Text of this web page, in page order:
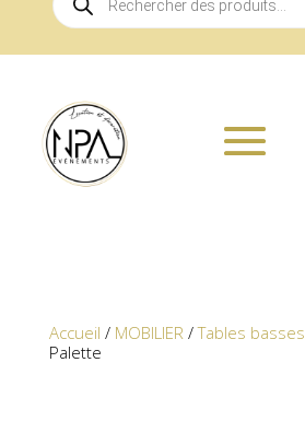
de
produits
Accueil / MOBILIER/Tables basses
Palette